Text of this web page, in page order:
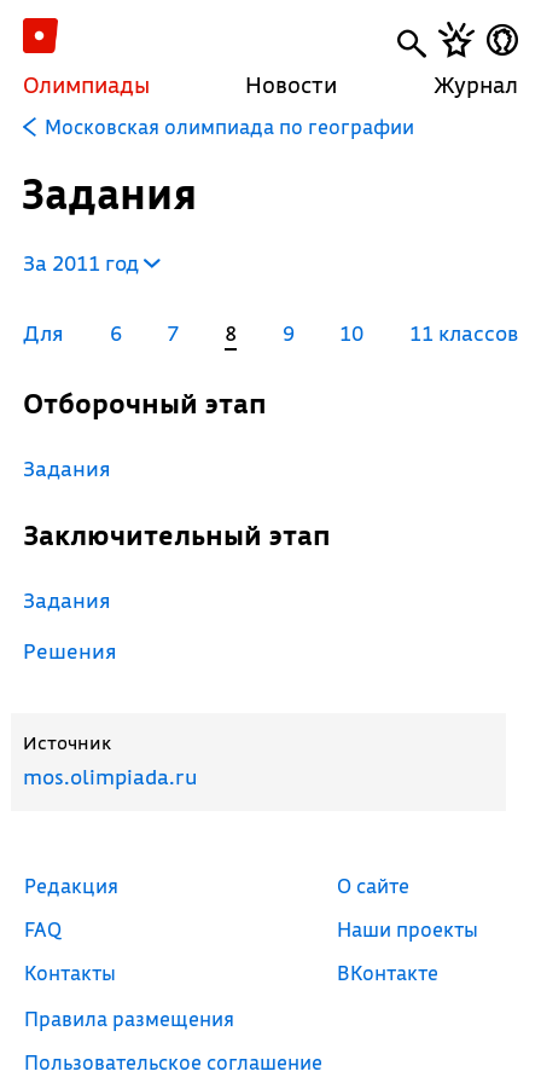
Олимпиады Новости Журнал
Московская олимпиада по географии
Задания
За 2011 год
Для 6 7 8 9 10 11 классов
Отборочный этап
Задания
Заключительный этап
Задания
Решения
Источник
mos.olimpiada.ru
Редакция
FAQ
Контакты
Правила размещения
Пользовательское соглашение
О сайте
Наши проекты
ВКонтакте